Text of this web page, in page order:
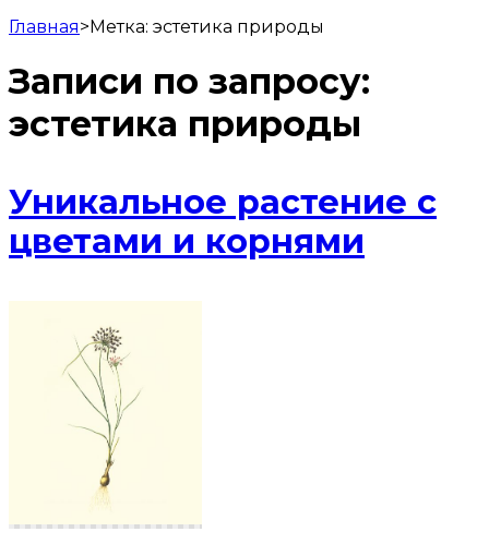
Главная>Метка: эстетика природы
Записи по запросу:
эстетика природы
Уникальное растение с
цветами и корнями